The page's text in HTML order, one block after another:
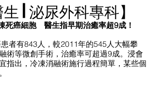
| 泌尿外科專科】
癌細胞　醫生指早期治癒率超9成！
者有843人，較2011年的545人大幅攀
術等微創手術，治癒率可超過9成。浸會
指出，冷凍消融術施行過程簡單，某些個